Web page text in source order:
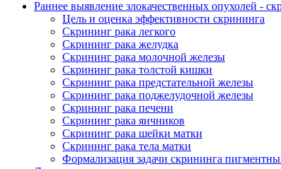
Раннее выявление злокачественных опухолей -
Цель и оценка эффективности скрининга
Скрининг рака легкого
Скрининг рака желудка
Скрининг рака молочной железы
Скрининг рака толстой кишки
Скрининг рака предстательной железы
Скрининг рака поджелудочной железы
Скрининг рака печени
Скрининг рака яичников
Скрининг рака шейки матки
Скрининг рака тела матки
Формализация задачи скрининга